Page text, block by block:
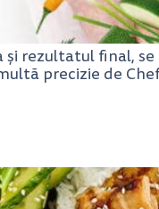
rezultatul final,
precizie de